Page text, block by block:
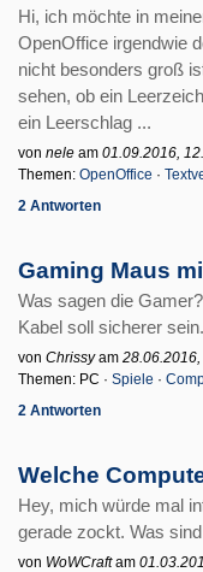
Hi, ich möchte in
OpenOffice irgendwie
nicht besonders groß
sehen, ob ein
ein Leerschlag ...
von nele am 01.09.2016,
Themen: OpenOffice ·
2 Antworten
Gaming Maus
Was sagen die
Kabel soll sicherer
von Chrissyam
Themen: PC · Spiele ·
2 Antworten
Welche
Hey, mich würde mal
gerade zockt. Was
von WoWCraftam